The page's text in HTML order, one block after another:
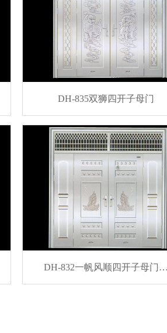
DH-835双狮四开子母门
DH-832一帆风顺四开子母门…